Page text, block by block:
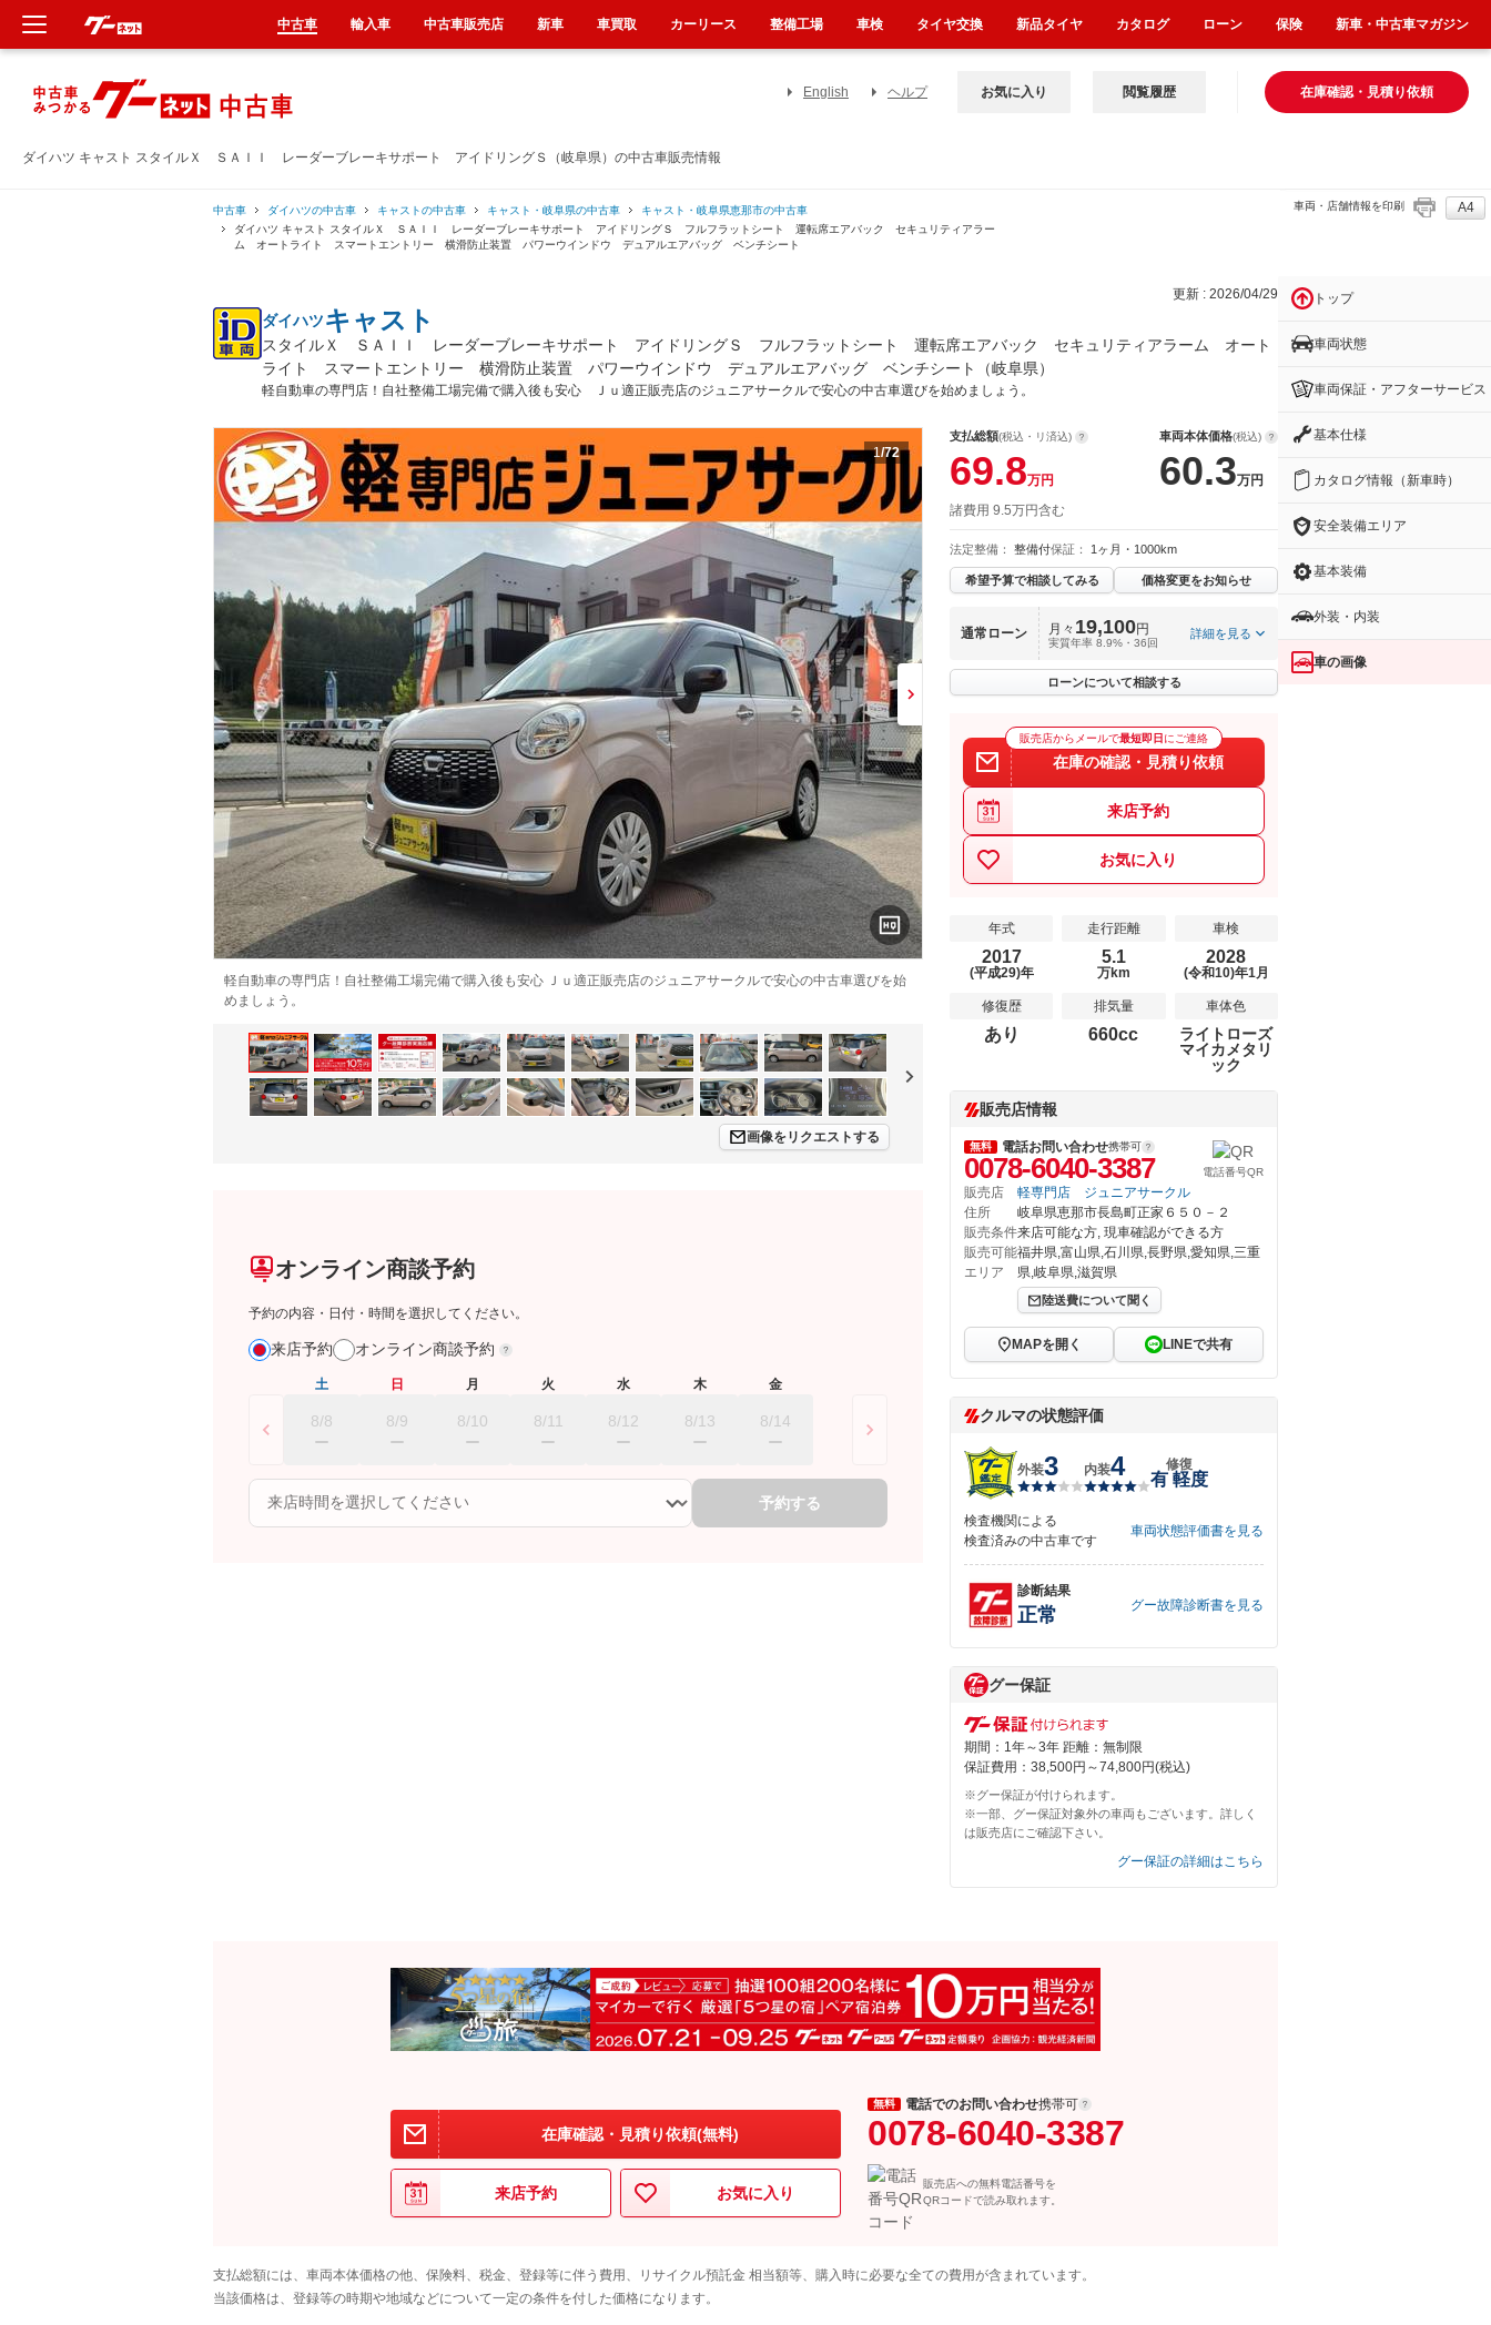
ダイハツ キャスト スタイルＸ ＳＡＩＩ レーダーブレーキサポート アイドリングＳ（岐阜県）の中古車販売情報
English ヘルプ 在庫確認・見積り依頼
お気に入り 閲覧履歴
中古車 ダイハツの中古車 キャストの中古車 キャスト・岐阜県の中古車
キャスト・岐阜県恵那市の中古車
ダイハツ キャスト スタイルＸ ＳＡＩＩ レーダーブレーキサポート アイドリングＳ フルフラットシート 運転席エアバック セキュリティアラー
ム オートライト スマートエントリー 横滑防止装置 パワーウインドウ デュアルエアバッグ ベンチシート
車両・店舗情報を印刷 A4
更新 : 2026/04/29
ダイハツキャスト
スタイルＸ ＳＡＩＩ レーダーブレーキサポート アイドリングＳ フルフラットシート 運転席エアバック セキュリティアラーム オート
ライト スマートエントリー 横滑防止装置 パワーウインドウ デュアルエアバッグ ベンチシート（岐阜県）
軽自動車の専門店！自社整備工場完備で購入後も安心 Ｊｕ適正販売店のジュニアサークルで安心の中古車選びを始めましょう。
1/72
軽自動車の専門店！自社整備工場完備で購入後も安心 Ｊｕ適正販売店のジュニアサークルで安心の中古車選びを始
めましょう。
画像をリクエストする
オンライン商談予約
予約の内容・日付・時間を選択してください。
来店予約 オンライン商談予約
土
8/8
日
8/9
月
8/10
火
8/11
水
8/12
木
8/13
金
8/14
予約する
支払総額(税込・リ済込)
69.8万円
車両本体価格(税込)
60.3万円
諸費用 9.5万円含む
法定整備： 整備付保証： 1ヶ月・1000km
希望予算で相談してみる 価格変更をお知らせ
通常ローン 月々 19,100円
実質年率 8.9%・36回
詳細を見る
ローンについて相談する
販売店からメールで最短即日 にご連絡
在庫の確認・見積り依頼
来店予約
お気に入り
年式
2017
(平成29)年
走行距離
5.1
万km
車検
2028
(令和10)年1月
修復歴
あり
排気量
660cc
車体色
ライトローズ
マイカメタリ
ック
販売店情報
無料 電話お問い合わせ携帯可
0078-6040-3387 電話番号QR
販売店
軽専門店 ジュニアサークル
住所
岐阜県恵那市長島町正家６５０－２
販売条件来店可能な方, 現車確認ができる方
販売可能
エリア
福井県,富山県,石川県,長野県,愛知県,三重
県,岐阜県,滋賀県
陸送費について聞く
MAPを開く LINEで共有
クルマの状態評価
外装3 内装4 修復
有 軽度
検査機関による
検査済みの中古車です
車両状態評価書を見る
診断結果
正常 グー故障診断書を見る
グー保証
期間：1年～3年 距離：無制限
保証費用：38,500円～74,800円(税込)
※グー保証が付けられます。
※一部、グー保証対象外の車両もございます。詳しく
は販売店にご確認下さい。
グー保証の詳細はこちら
在庫確認・見積り依頼(無料)
来店予約 お気に入り
無料 電話でのお問い合わせ携帯可
0078-6040-3387
販売店への無料電話番号を
QRコードで読み取れます。
支払総額には、車両本体価格の他、保険料、税金、登録等に伴う費用、リサイクル預託金 相当額等、購入時に必要な全ての費用が含まれています。
当該価格は、登録等の時期や地域などについて一定の条件を付した価格になります。
トップ
車両状態
車両保証・アフターサービス
基本仕様
カタログ情報（新車時）
安全装備エリア
基本装備
外装・内装
車の画像
中古車 輸入車 中古車販売店 新車 車買取 カーリース 整備工場 車検 タイヤ交換 新品タイヤ カタログ ローン 保険 新車・中古車マガジン
新車
中古車